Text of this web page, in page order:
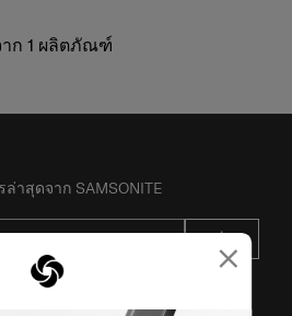
×
ก 1 ผลิตภัณฑ์
าสุดจาก SAMSONITE
ส่ง